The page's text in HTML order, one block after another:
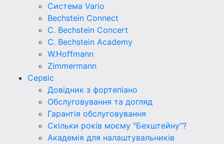
Система Vario
Bechstein Connect
C. Bechstein Concert
C. Bechstein Academy
W.Hoffmann
Zimmermann
Сервіс
Довідник з фортепіано
Обслуговування та догляд
Гарантія обслуговування
Скільки років моєму "Бехштейну"?
Академія для налаштувальників